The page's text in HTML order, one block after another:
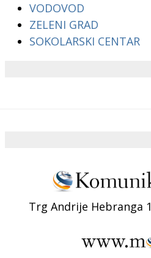
VODOVOD
ZELENI GRAD
SOKOLARSKI CENTAR
Trg Andrije Hebranga